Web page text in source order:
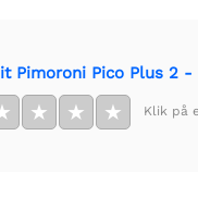
Pimoroni Pico Plus 2
★ ★ ★ Klik på